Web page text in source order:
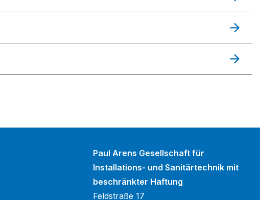
Paul Arens Gesellschaft für
Installations- und Sanitärtechnik mit
beschränkter Haftung
Feldstraße 17